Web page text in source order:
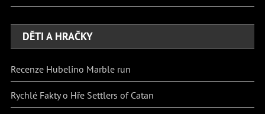
DĚTI A HRAČKY
Recenze Hubelino Marble run
Rychlé Fakty o Hře Settlers of Catan